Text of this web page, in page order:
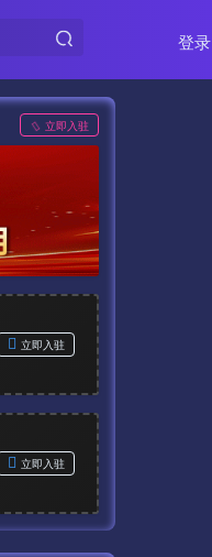
登录
立即入驻
立即入驻
立即入驻